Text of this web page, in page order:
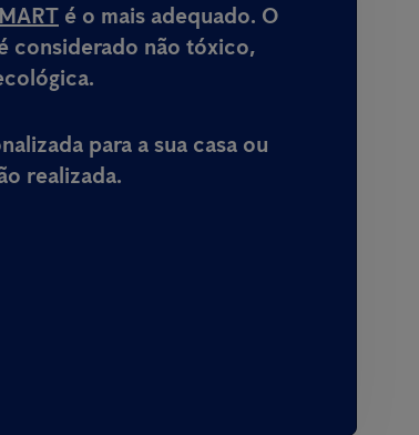
é o mais adequado. O
considerado não tóxico,
para a sua casa ou
realizada.